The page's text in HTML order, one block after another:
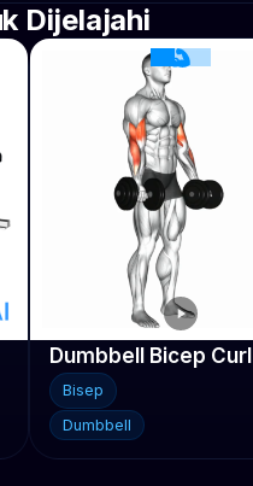
Dijelajahi
Dumbbell Bicep Curl
Bisep
Dumbbell